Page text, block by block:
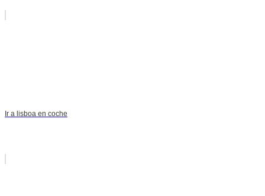
Ir a lisboa en coche